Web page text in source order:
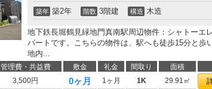
築年 築2年 階数 3階建 構造 木造
地下鉄長堀鶴見緑地門真南駅周辺物件：シャトーエ
パートです。こちらの物件は、駅へも徒歩15分と歩
地内...
管理費・共益費 敷金 礼金 間取り 面積
3,500円 0ヶ月 1ヶ月 1K 29.91㎡